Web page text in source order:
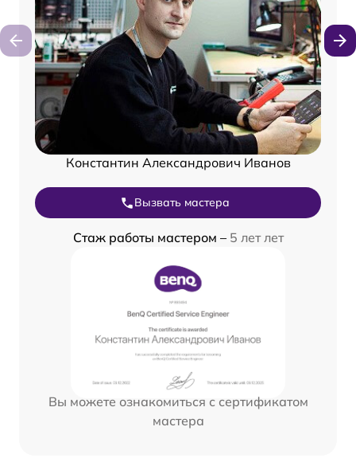
Константин Александрович Иванов
Вызвать мастера
Стаж работы мастером – 5 лет лет
Вы можете ознакомиться с сертификатом
мастера